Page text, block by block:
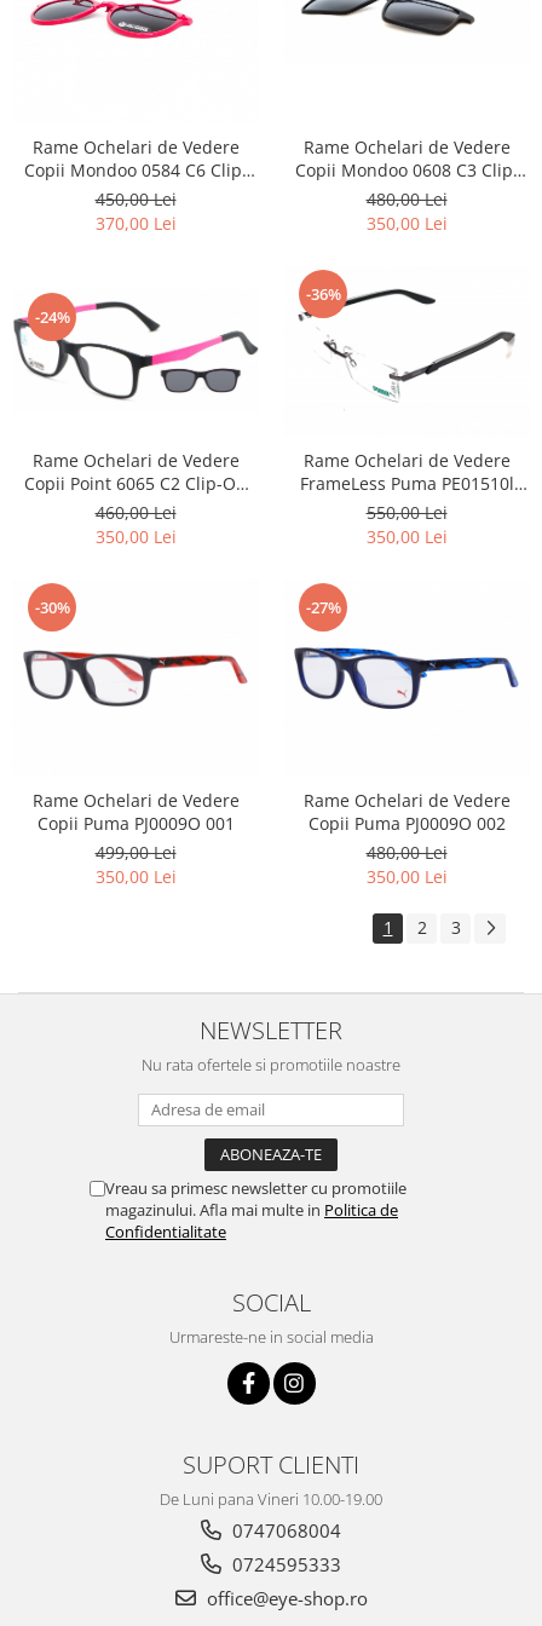
Rame Ochelari de Vedere
Copii Mondoo 0584 C6 Clip-
On Polarizat
450,00 Lei
370,00 Lei
Rame Ochelari de Vedere
Copii Mondoo 0608 C3 Clip-
On Polarizat
480,00 Lei
350,00 Lei
-24%
Rame Ochelari de Vedere
Copii Point 6065 C2 Clip-On
Polarizat
460,00 Lei
350,00 Lei
-36%
Rame Ochelari de Vedere
FrameLess Puma PE01510l
001
550,00 Lei
350,00 Lei
-30%
Rame Ochelari de Vedere
Copii Puma PJ0009O 001
499,00 Lei
350,00 Lei
-27%
Rame Ochelari de Vedere
Copii Puma PJ0009O 002
480,00 Lei
350,00 Lei
1 2 3
NEWSLETTER
Nu rata ofertele si promotiile noastre
Vreau sa primesc newsletter cu promotiile
magazinului. Afla mai multe in Politica de
Confidentialitate
SOCIAL
Urmareste-ne in social media
SUPORT CLIENTI
De Luni pana Vineri 10.00-19.00
0747068004
0724595333
office@eye-shop.ro